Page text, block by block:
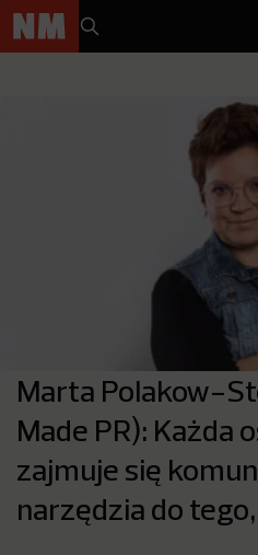
Marta Polakow-
Made PR): Każda
zajmuje się
narzędzia do